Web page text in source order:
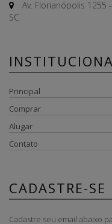
Av. Florianópolis 1255
SC
Principal
Comprar
Alugar
Contato
CADASTRE-SE
Cadastre seu email abaixo